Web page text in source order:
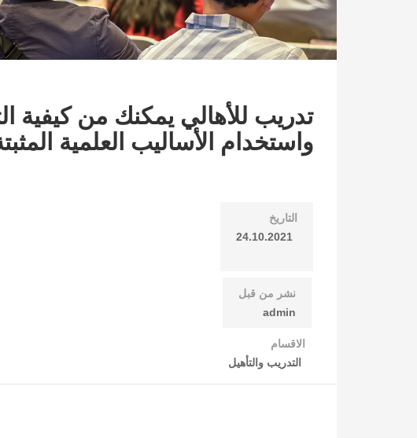
تدريب للأهالي يمكنك من كيفية
واستخدام الأساليب العلمية
التاريخ
24.10.2021
نشر من قبل
admin
الاقسام
التدريب والتأهيل